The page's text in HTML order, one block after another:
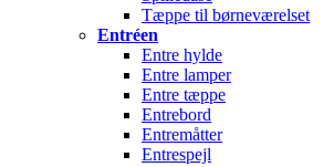
Tæppe til børneværelset
Entréen
Entre hylde
Entre lamper
Entre tæppe
Entrebord
Entremåtter
Entrespejl